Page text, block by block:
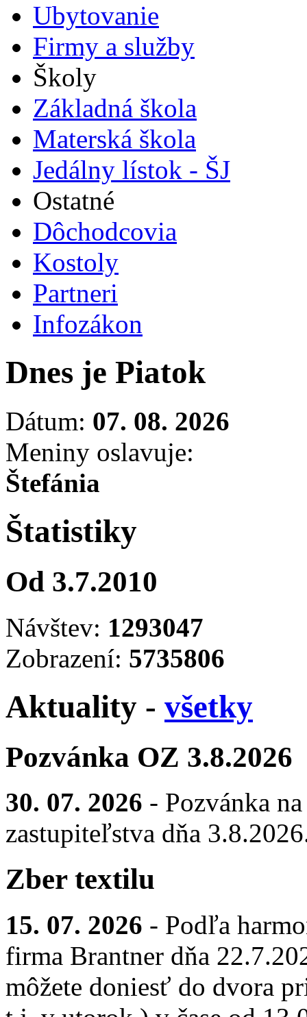
Ubytovanie
Firmy a služby
Školy
Základná škola
Materská škola
Jedálny lístok - ŠJ
Ostatné
Dôchodcovia
Kostoly
Partneri
Infozákon
Dnes je Piatok
Dátum: 07. 08. 2026
Meniny oslavuje:
Štefánia
Štatistiky
Od 3.7.2010
Návštev: 1293047
Zobrazení: 5735806
Aktuality - všetky
Pozvánka OZ 3.8.2026
30. 07. 2026 - Pozvánka
zastupiteľstva dňa
Zber textilu
15. 07. 2026 - Podľa
firma Brantner dňa
môžete doniesť do dvora